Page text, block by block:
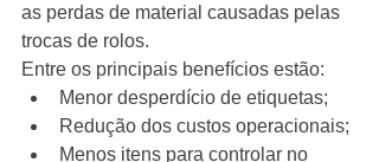
as perdas de material causadas pelas
trocas de rolos.
Entre os principais benefícios estão:
Menor desperdício de etiquetas;
Redução dos custos operacionais;
Menos itens para controlar no